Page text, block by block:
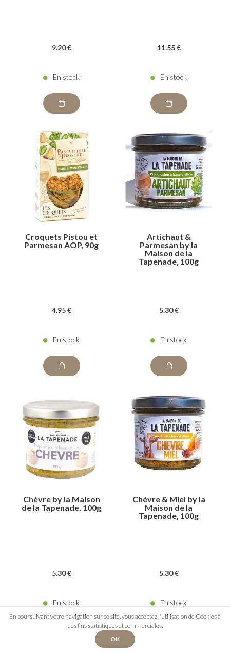
9.20 €
En stock
11.55 €
En stock
Croquets Pistou et
Parmesan AOP, 90g
4.95 €
En stock
Artichaut &
Parmesan by la
Maison de la
Tapenade, 100g
5.30 €
En stock
Chèvre by la Maison
de la Tapenade, 100g
5.30 €
En stock
Chèvre & Miel by la
Maison de la
Tapenade, 100g
5.30 €
En stock
En poursuivant votre navigation sur ce site, vous acceptez l'utilisation de Cookies à
des fins statistiques et commerciales.
OK